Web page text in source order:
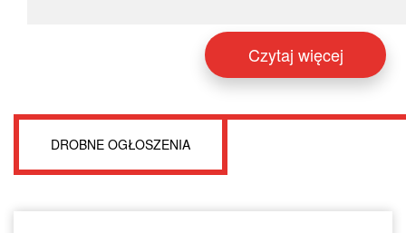
Czytaj więcej
DROBNE OGŁOSZENIA